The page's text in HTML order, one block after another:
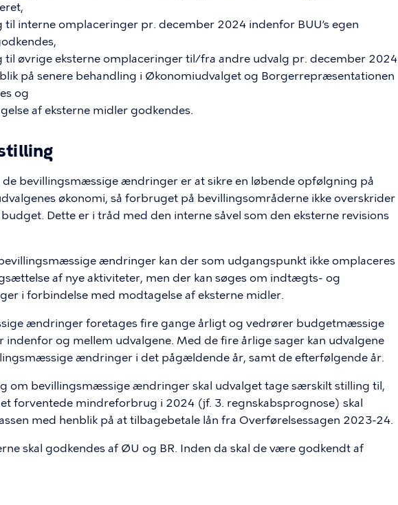
til interne omplaceringer pr. december 2024 indenfor BUU’s egen
til øvrige eksterne omplaceringer til/fra andre udvalg pr. december 2024
på senere behandling i Økonomiudvalget og Borgerrepræsentationen
og
af eksterne midler godkendes.
de bevillingsmæssige ændringer er at sikre en løbende opfølgning på
økonomi, så forbruget på bevillingsområderne ikke overskrider
Dette er i tråd med den interne såvel som den eksterne revisions
ændringer kan der som udgangspunkt ikke omplaceres
af nye aktiviteter, men der kan søges om indtægts- og
i forbindelse med modtagelse af eksterne midler.
ændringer foretages fire gange årligt og vedrører budgetmæssige
indenfor og mellem udvalgene. Med de fire årlige sager kan udvalgene
ændringer i det pågældende år, samt de efterfølgende år.
om bevillingsmæssige ændringer skal udvalget tage særskilt stilling til,
forventede mindreforbrug i 2024 (jf. 3. regnskabsprognose) skal
med henblik på at tilbagebetale lån fra Overførelsessagen 2023-24.
skal godkendes af ØU og BR. Inden da skal de være godkendt af